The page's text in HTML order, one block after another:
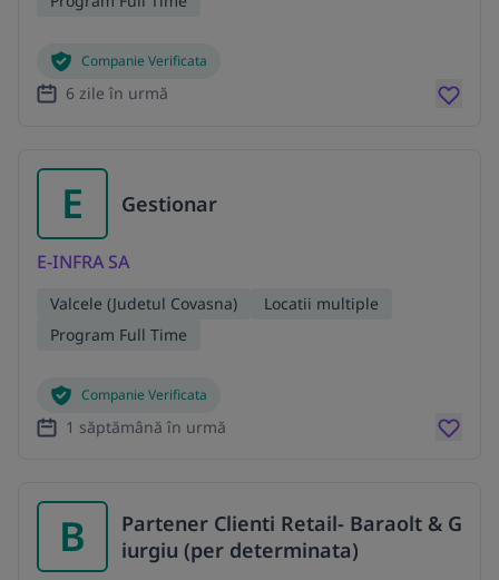
Companie Verificata
6 zile în urmă
E Gestionar
E-INFRA SA
Valcele (Judetul Covasna)
Locatii multiple
Program Full Time
Companie Verificata
1 săptămână în urmă
B
Partener Clienti Retail- Baraolt & G
iurgiu (per determinata)